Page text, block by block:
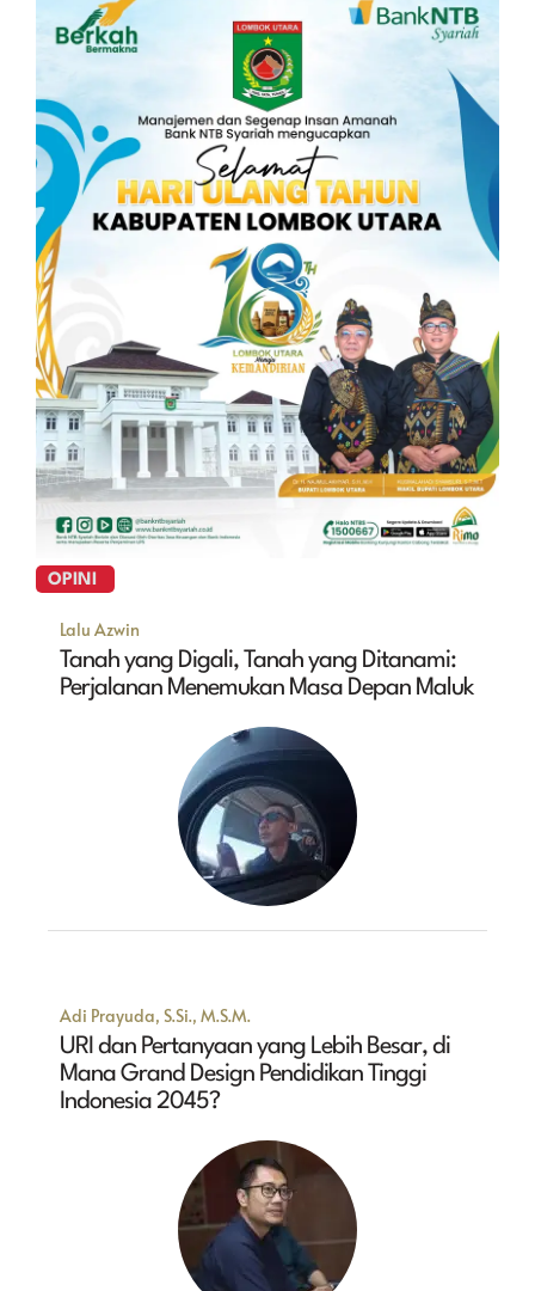
OPINI
Lalu Azwin
Tanah yang Digali, Tanah yang Ditanami:
Perjalanan Menemukan Masa Depan Maluk
Adi Prayuda, S.Si., M.S.M.
URI dan Pertanyaan yang Lebih Besar, di
Mana Grand Design Pendidikan Tinggi
Indonesia 2045?